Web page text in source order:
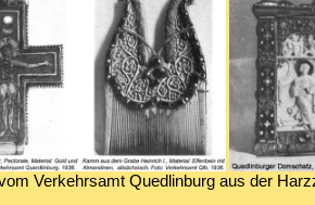
Verkehrsamt Quedlinburg aus der